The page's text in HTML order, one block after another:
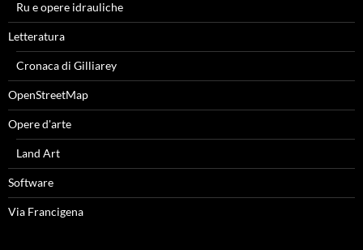
Ru e opere idrauliche
Letteratura
Cronaca di Gilliarey
OpenStreetMap
Opere d'arte
Land Art
Software
Via Francigena